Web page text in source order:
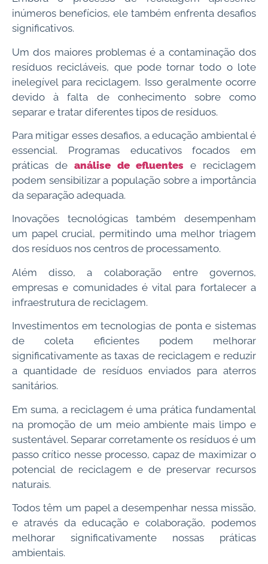
inúmeros benefícios, ele também enfrenta desafios
significativos.
Um dos maiores problemas é a contaminação dos
resíduos recicláveis, que pode tornar todo o lote
inelegível para reciclagem. Isso geralmente ocorre
devido à falta de conhecimento sobre como
separar e tratar diferentes tipos de resíduos.
Para mitigar esses desafios, a educação ambiental é
essencial. Programas educativos focados em
práticas de análise de efluentes e reciclagem
podem sensibilizar a população sobre a importância
da separação adequada.
Inovações tecnológicas também desempenham
um papel crucial, permitindo uma melhor triagem
dos resíduos nos centros de processamento.
Além disso, a colaboração entre governos,
empresas e comunidades é vital para fortalecer a
infraestrutura de reciclagem.
Investimentos em tecnologias de ponta e sistemas
de coleta eficientes podem melhorar
significativamente as taxas de reciclagem e reduzir
a quantidade de resíduos enviados para aterros
sanitários.
Em suma, a reciclagem é uma prática fundamental
na promoção de um meio ambiente mais limpo e
sustentável. Separar corretamente os resíduos é um
passo crítico nesse processo, capaz de maximizar o
potencial de reciclagem e de preservar recursos
naturais.
Todos têm um papel a desempenhar nessa missão,
e através da educação e colaboração, podemos
melhorar significativamente nossas práticas
ambientais.